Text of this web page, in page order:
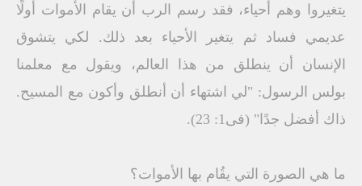
يتغيروا وهم أحياء، فقد رسم الرب أن يقام الأموات أولًا
عديمي فساد ثم يتغير الأحياء بعد ذلك. لكي يتشوق
الإنسان أن ينطلق من هذا العالم، ويقول مع معلمنا
بولس الرسول: "لي اشتهاء أن أنطلق وأكون مع المسيح.
ذاك أفضل جدًا" (فى1: 23).
ما هي الصورة التي يقُام بها الأموات؟